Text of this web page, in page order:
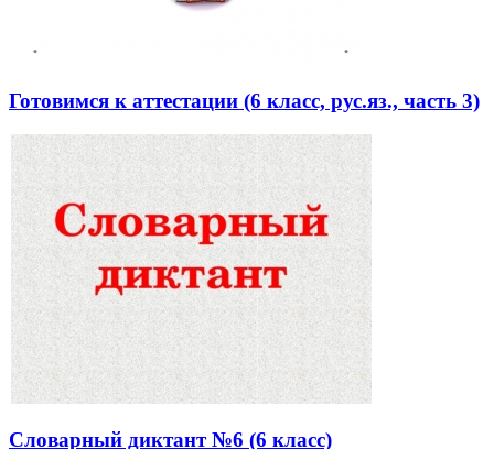
Готовимся к аттестации (6 класс, рус.яз., часть 3)
Словарный диктант №6 (6 класс)